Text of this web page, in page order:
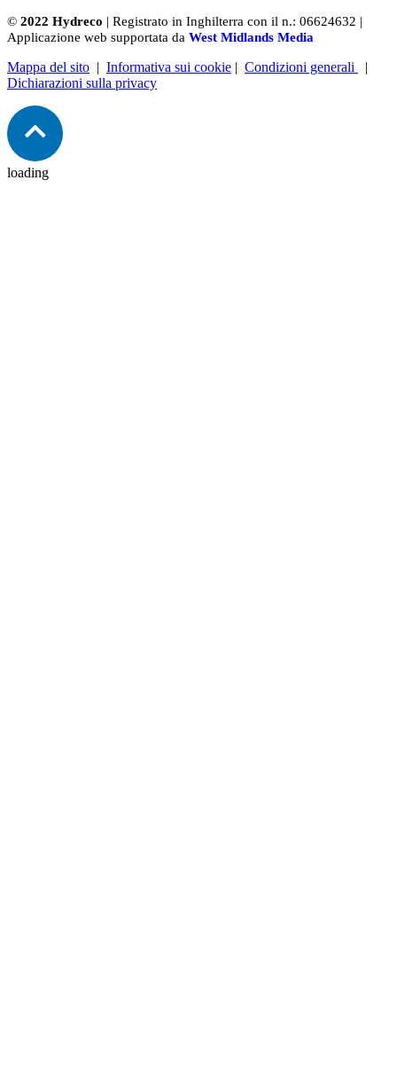
© 2022 Hydreco | Registrato in Inghilterra con il n.: 06624632 |
Applicazione web supportata da West Midlands Media
Mappa del sito | Informativa sui cookie | Condizioni generali
|
Dichiarazioni sulla privacy
loading